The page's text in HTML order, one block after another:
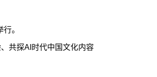
。
共探AI时代中国文化内容